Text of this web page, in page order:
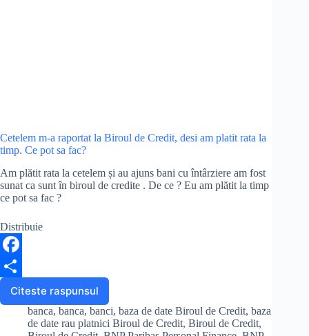
Cetelem m-a raportat la Biroul de Credit, desi am platit rata la
timp. Ce pot sa fac?
Am plătit rata la cetelem și au ajuns bani cu întârziere am fost
sunat ca sunt în biroul de credite . De ce ? Eu am plătit la timp
ce pot sa fac ?
Distribuie
F
Citeste raspunsul
Cetelem
m-
a
banca, banca, banci, baza de date Biroul de Credit, baza
de date rau platnici Biroul de Credit, Biroul de Credit,